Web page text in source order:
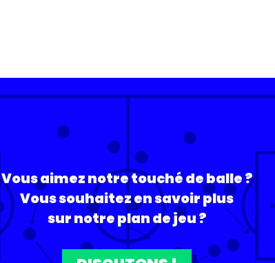
Vous aimez notre touché de balle ?
Vous souhaitez en savoir plus
sur notre plan de jeu ?